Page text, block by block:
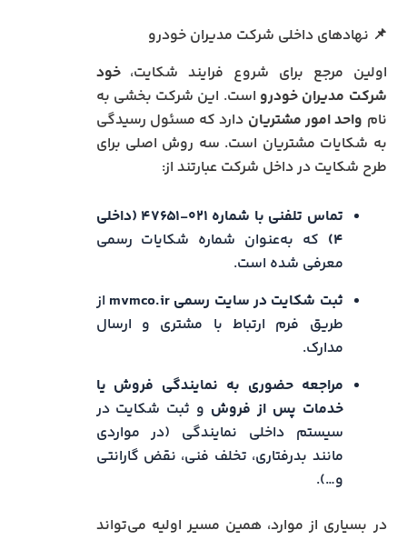
📌 نهادهای داخلی شرکت مدیران خودرو
اولین مرجع برای شروع فرایند شکایت،خود
شرکت مدیران خودرو است. این شرکت بخشی به
نام واحد امور مشتریان دارد که مسئول رسیدگی
به شکایات مشتریان است. سه روش اصلی برای
طرح شکایت در داخل شرکت عبارتند از:
تماس تلفنی با شماره ۰۲۱-۴۷۶۵۱ (داخلی
۴)
که به‌عنوان شماره شکایات رسمی
معرفی شده است.
ثبت شکایت در سایت رسمی mvmco.ir
از
طریق فرم ارتباط با مشتری و ارسال
مدارک.
مراجعه حضوری به نمایندگی فروش یا
خدمات پس از فروش و ثبت شکایت در
سیستم داخلی نمایندگی (در مواردی
مانند بدرفتاری، تخلف فنی، نقض گارانتی
و…).
در بسیاری از موارد، همین مسیر اولیه می‌تواند